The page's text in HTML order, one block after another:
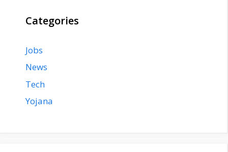
Categories
Jobs
News
Tech
Yojana